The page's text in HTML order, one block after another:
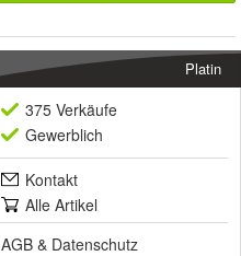
Platin
375 Verkäufe
Gewerblich
Kontakt
Alle Artikel
AGB & Datenschutz